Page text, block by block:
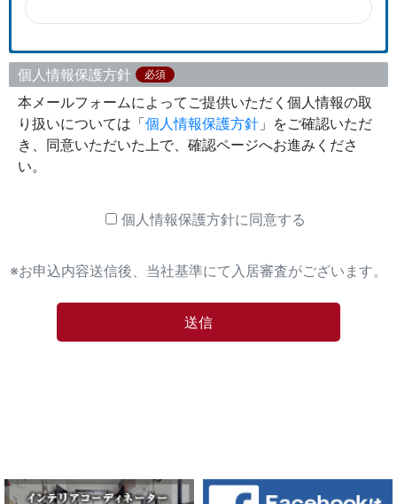
個人情報保護方針 必須
本メールフォームによってご提供いただく個人情報の取
り扱いについては「個人情報保護方針 」をご確認いただ
き、同意いただいた上で、確認ページへお進みくださ
い。
個人情報保護方針に同意する
※お申込内容送信後、当社基準にて入居審査がございます。